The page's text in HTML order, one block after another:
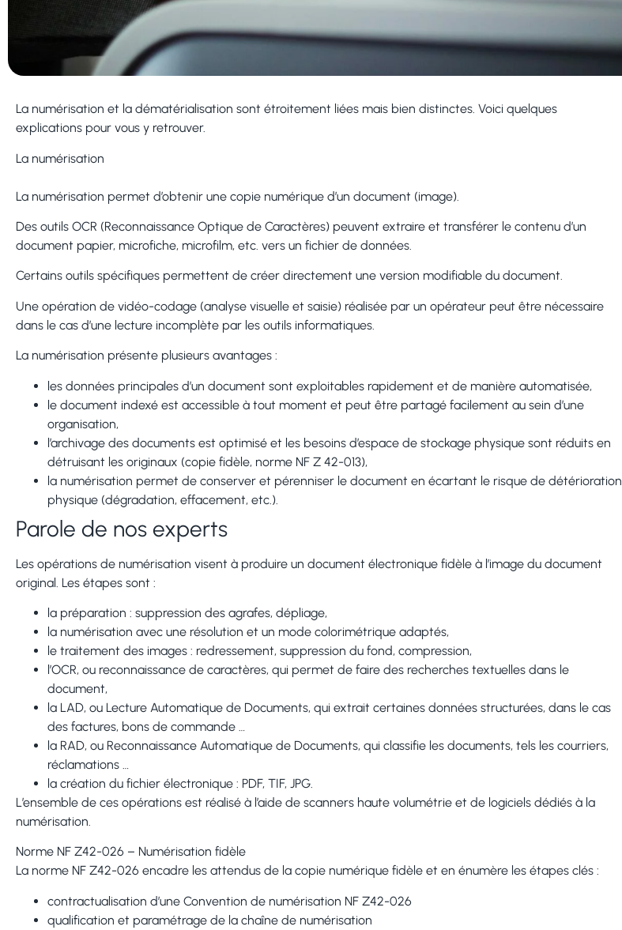
La numérisation et la dématérialisation sont étroitement liées mais bien distinctes. Voici quelques
explications pour vous y retrouver.
La numérisation
La numérisation permet d’obtenir une copie numérique d’un document (image).
Des outils OCR (Reconnaissance Optique de Caractères) peuvent extraire et transférer le contenu d’un
document papier, microfiche, microfilm, etc. vers un fichier de données.
Certains outils spécifiques permettent de créer directement une version modifiable du document.
Une opération de vidéo-codage (analyse visuelle et saisie) réalisée par un opérateur peut être nécessaire
dans le cas d’une lecture incomplète par les outils informatiques.
La numérisation présente plusieurs avantages :
les données principales d’un document sont exploitables rapidement et de manière automatisée,
le document indexé est accessible à tout moment et peut être partagé facilement au sein d’une
organisation,
l’archivage des documents est optimisé et les besoins d’espace de stockage physique sont réduits en
détruisant les originaux (copie fidèle, norme NF Z 42-013),
la numérisation permet de conserver et pérenniser le document en écartant le risque de détérioration
physique (dégradation, effacement, etc.).
Parole de nos experts
Les opérations de numérisation visent à produire un document électronique fidèle à l’image du document
original. Les étapes sont :
la préparation : suppression des agrafes, dépliage,
la numérisation avec une résolution et un mode colorimétrique adaptés,
le traitement des images : redressement, suppression du fond, compression,
l’OCR, ou reconnaissance de caractères, qui permet de faire des recherches textuelles dans le
document,
la LAD, ou Lecture Automatique de Documents, qui extrait certaines données structurées, dans le cas
des factures, bons de commande …
la RAD, ou Reconnaissance Automatique de Documents, qui classifie les documents, tels les courriers,
réclamations …
la création du fichier électronique : PDF, TIF, JPG.
L’ensemble de ces opérations est réalisé à l’aide de scanners haute volumétrie et de logiciels dédiés à la
numérisation.
Norme NF Z42-026 – Numérisation fidèle
La norme NF Z42-026 encadre les attendus de la copie numérique fidèle et en énumère les étapes clés :
contractualisation d’une Convention de numérisation NF Z42-026
qualification et paramétrage de la chaîne de numérisation